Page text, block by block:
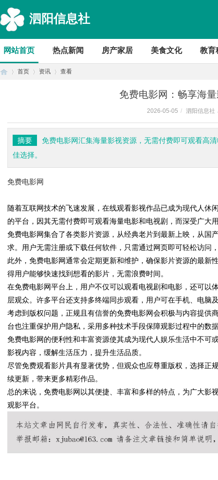
泗阳信息社
网站首页 热点新闻 房产家居 美食文化 教育
首页 资讯 查看
免费电影网：畅享海
2026-05-05 / 泗阳信息社
摘要
免费电影网汇集海量影视资源，无需付费即可观看高
佳选择。
免费电影网
随着互联网技术的飞速发展，在线观看影视作品已成为现代人
的平台，因其无需付费即可观看海量电影和电视剧，而深受广大
免费电影网集合了各类影片资源，从经典老片到最新上映，从国
求。用户无需注册或下载任何软件，只需通过网页即可轻松访问
此外，免费电影网通常会定期更新和维护，确保影片资源的最
得用户能够快速找到想看的影片，无需浪费时间。
在免费电影网平台上，用户不仅可以观看电视剧和电影，还可以
层观众。许多平台还支持多终端同步观看，用户可在手机、电脑
考虑到版权问题，正规且有信誉的免费电影网会积极与内容提供
台也注重保护用户隐私，采用多种技术手段保障观影过程中的数
免费电影网的便利性和丰富资源使其成为现代人娱乐生活中不可
影视内容，缓解生活压力，提升生活品质。
尽管免费观看影片具有显著优势，但观众也应尊重版权，选择正
续更新，带来更多精彩作品。
总的来说，免费电影网以其便捷、丰富和多样的特点，为广大
观影平台。